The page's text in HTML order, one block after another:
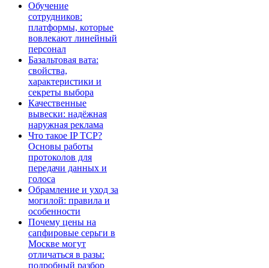
Обучение
сотрудников:
платформы, которые
вовлекают линейный
персонал
Базальтовая вата:
свойства,
характеристики и
секреты выбора
Качественные
вывески: надёжная
наружная реклама
Что такое IP TCP?
Основы работы
протоколов для
передачи данных и
голоса
Обрамление и уход за
могилой: правила и
особенности
Почему цены на
сапфировые серьги в
Москве могут
отличаться в разы:
подробный разбор